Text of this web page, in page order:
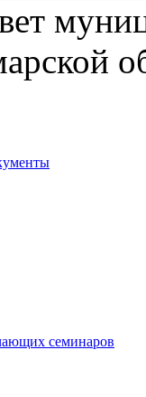
семинаров